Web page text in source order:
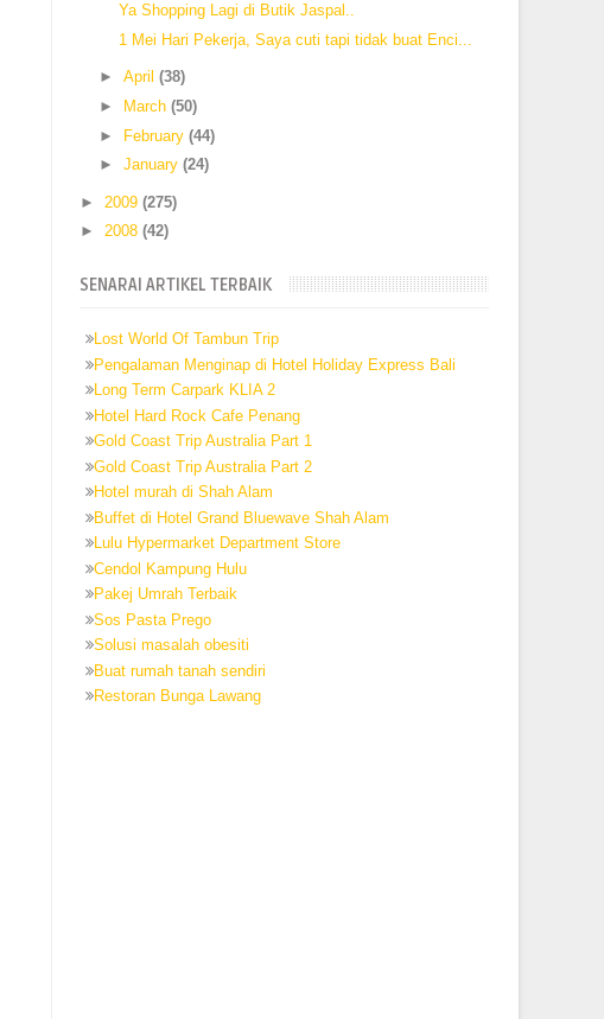
Ya Shopping Lagi di Butik Jaspal..
1 Mei Hari Pekerja, Saya cuti tapi tidak buat Enci...
► April (38)
►
March (50)
► February (44)
► January (24)
► 2009(275)
►2008(42)
SENARAI ARTIKEL TERBAIK
Lost World Of Tambun Trip
Pengalaman Menginap di Hotel Holiday Express Bali
Long Term Carpark KLIA 2
Hotel Hard Rock Cafe Penang
Gold Coast Trip Australia Part 1
Gold Coast Trip Australia Part 2
Hotel murah di Shah Alam
Buffet di Hotel Grand Bluewave Shah Alam
Lulu Hypermarket Department Store
Cendol Kampung Hulu
Pakej Umrah Terbaik
Sos Pasta Prego
Solusi masalah obesiti
Buat rumah tanah sendiri
Restoran Bunga Lawang